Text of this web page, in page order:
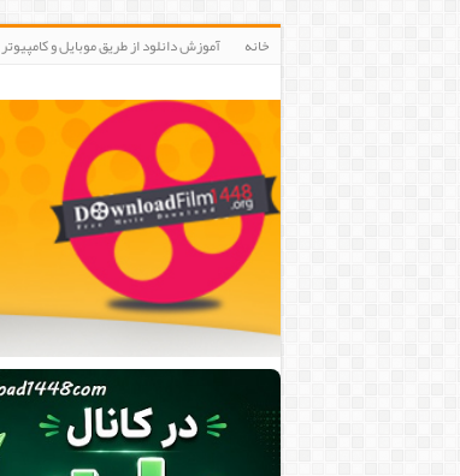
خانه آموزش دانلود از طریق موبایل و کامپیوتر